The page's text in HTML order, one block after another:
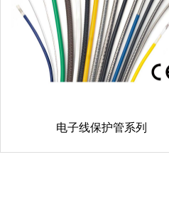
电子线保护管系列